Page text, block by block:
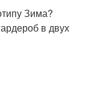
Зима?
в двух